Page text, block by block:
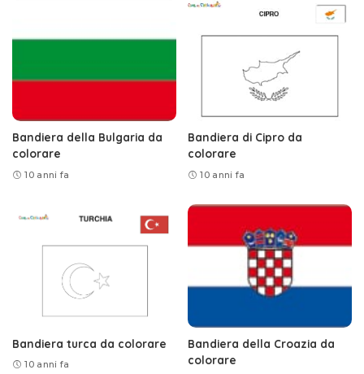
Bandiera della Bulgaria da
colorare
10 anni fa
Bandiera di Cipro da
colorare
10 anni fa
Bandiera turca da colorare
10 anni fa
Bandiera della Croazia da
colorare